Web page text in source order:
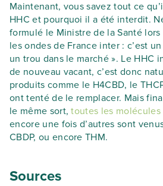
Maintenant, vous savez tout ce
HHC et pourquoi il a été interdit.
formulé le Ministre de la Santé lors
les ondes de France inter : c’est
un trou dans le marché ». Le HHC
de nouveau vacant, c’est donc
produits comme le H4CBD, le
ont tenté de le remplacer. Mais
le même sort,toutes les
encore une fois d’autres sont
CBDP, ou encore THM.
Sources